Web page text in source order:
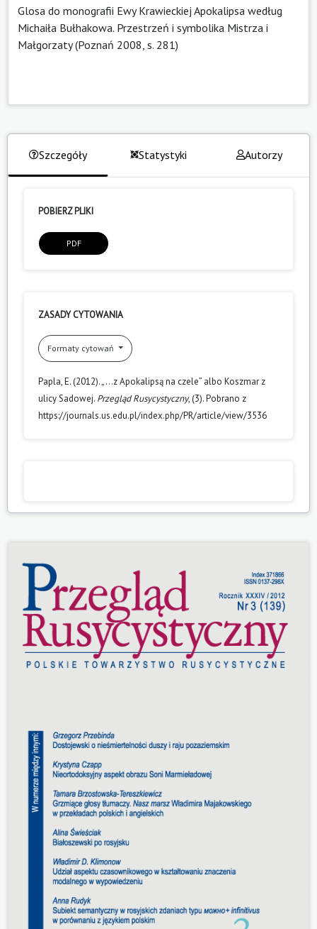
Glosa do monografii Ewy Krawieckiej Apo­­kalipsa według
Michaiła Bułhako­­wa. Przestrzeń i symbo­­lika Mistrza i
Małgo­­rzaty (Poznań 2008, s. 281)
Szczegóły Statystyki Autorzy
POBIERZ PLIKI
PDF
ZASADY CYTOWANIA
Formaty cytowań
Papla, E. (2012). „…z Apokalipsą na czele” albo Ko­­szmar z
ulicy Sado­­wej. Przegląd Rusycystyczny, (3). Pobrano z
https://journals.us.edu.pl/index.php/PR/article/view/3536